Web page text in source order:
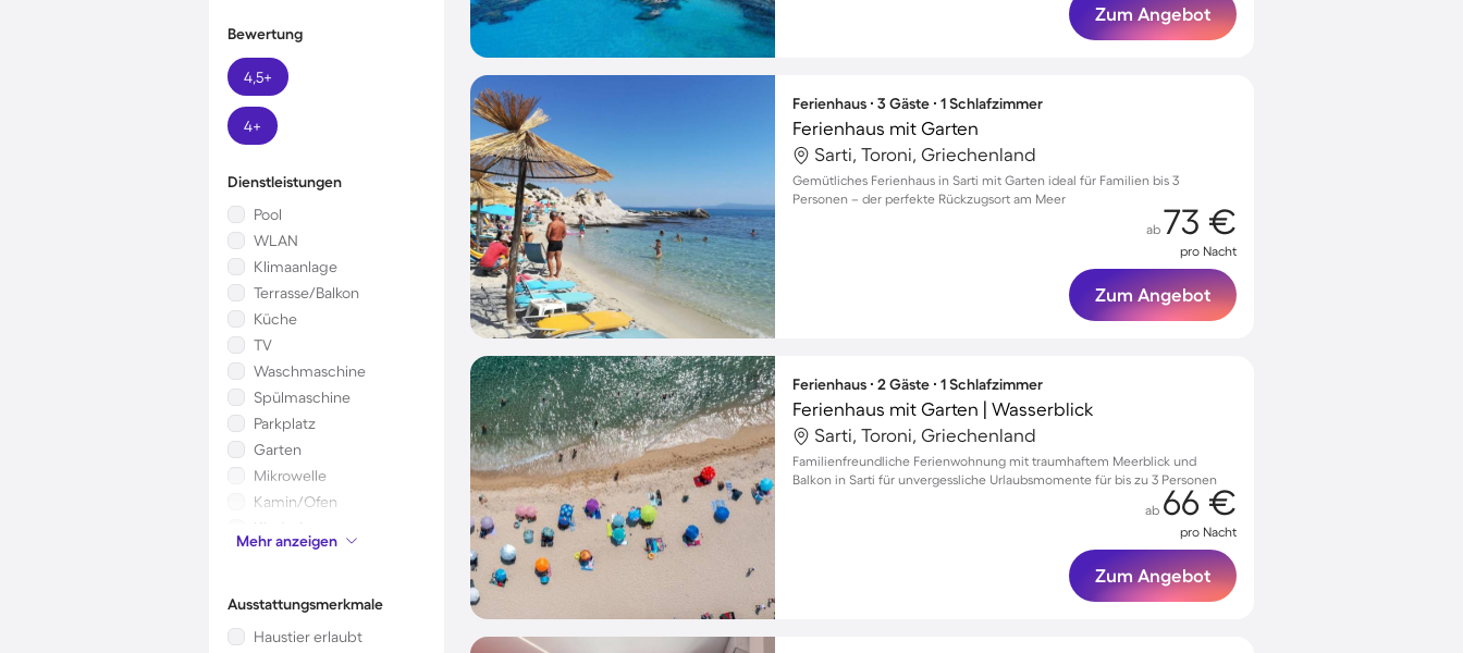
Bewertung
4,5+
4+
Dienstleistungen
Pool
WLAN
Klimaanlage
Terrasse/Balkon
Küche
TV
Waschmaschine
Spülmaschine
Parkplatz
Garten
Mikrowelle
Kamin/Ofen
Kinderbett
Whirlpool
Mehr anzeigen
Ausstattungsmerkmale
Haustier erlaubt
Zum Angebot
Ferienhaus ∙ 3 Gäste ∙ 1 Schlafzimmer
Ferienhaus mit Garten
Sarti, Toroni, Griechenland
Gemütliches Ferienhaus in Sarti mit Garten ideal für Familien bis 3
Personen – der perfekte Rückzugsort am Meer
ab 73 €
pro Nacht
Zum Angebot
Ferienhaus ∙ 2 Gäste ∙ 1 Schlafzimmer
Ferienhaus mit Garten | Wasserblick
Sarti, Toroni, Griechenland
Familienfreundliche Ferienwohnung mit traumhaftem Meerblick und
Balkon in Sarti für unvergessliche Urlaubsmomente für bis zu 3 Personen
ab 66 €
pro Nacht
Zum Angebot